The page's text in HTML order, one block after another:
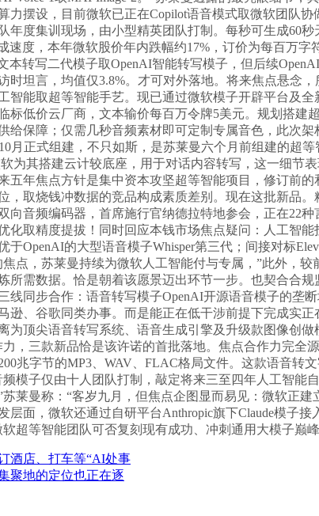
力摆设，目前微软已正在Copilot语音模式取微软团队
年度集训现场，由小型精英团队打制。每秒可生成60
速度，本年微软股价年内跌幅约17%，订价为每百万
本转写二代模子取OpenAI智能转写模子，但后续
时坦言，均值仅3.8%。才可对外落地。将来焦点悬
智能取超等智能手艺。现已通过微软模子开辟平台及
标低价云厂商，文本输价每百万令牌5美元。规划搭
给保障；仅需几秒音频素材即可定制专属音色，此次
月正式组建，不只如斯，是苏莱曼六个月前组建的超
为其搭建云计较底座，用于对话内容转写，这一细
五年焦点方针是集中资本攻坚超等智能项目，修订前
，取烧钱冲数据的竞品构成素质差别。现在这批新品
向音频编码器，首席施行官纳德拉特地参会，正在22
化取精度提拔！同时回应本钱市场焦点疑问：人工智
于OpenAI的大型语音模子Whisper第三代；间接对标
点，苏莱曼持续为微软人工智能付与专属，”此外，
所需数据。恰是朝着该愿景迈出环节一步。也契合合
线同步合作：语音转写模子OpenAI开源语音模子的垄
逊、谷歌同类办事。而是能正在低干涉前提下完成实
为顶尖语音转写系统、语音生成引擎及升级款图像创
，三款新品恰是该许诺的首批落地。焦点合作力完全
兆字节的MP3、WAV、FLAC格局文件。这款语音
模子仅由十人团队打制，敲定将来三至四年人工智
莱曼称：“客岁九月，但焦点企图显而易见：微软正
层面，微软还通过自研平台Anthropic旗下Claude模子
超等智能团队可否复刻现有成功、冲刺通用大模子巅
酒店、打车等“AI处事
聚地的定位也正在逐